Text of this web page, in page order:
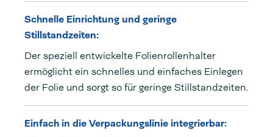
Schnelle Einrichtung und geringe
Stillstandzeiten:
Der speziell entwickelte Folienrollenhalter
ermöglicht ein schnelles und einfaches Einlegen
der Folie und sorgt so für geringe Stillstandzeiten.
Einfach in die Verpackungslinie integrierbar: